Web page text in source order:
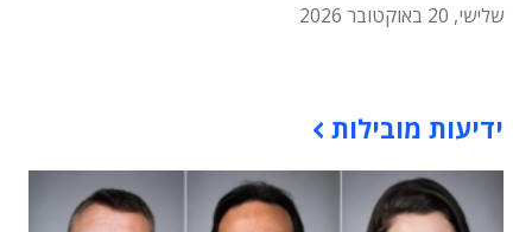
שלישי, 20 באוקטובר 2026
ידיעות מובילות